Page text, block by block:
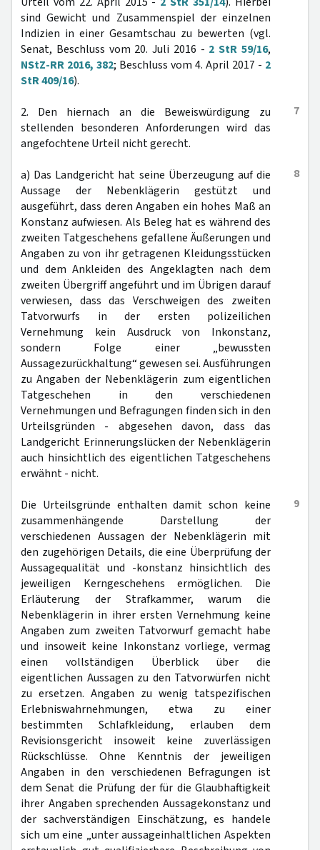
sind Gewicht und Zusammenspiel der einzelnen
Indizien in einer Gesamtschau zu bewerten (vgl.
Senat, Beschluss vom 20. Juli 2016 - 2 StR 59/16,
NStZ-RR 2016, 382; Beschluss vom 4. April 2017 - 2
StR 409/16).
7
2. Den hiernach an die Beweiswürdigung zu
stellenden besonderen Anforderungen wird das
angefochtene Urteil nicht gerecht.
8
a) Das Landgericht hat seine Überzeugung auf die
Aussage der Nebenklägerin gestützt und
ausgeführt, dass deren Angaben ein hohes Maß an
Konstanz aufwiesen. Als Beleg hat es während des
zweiten Tatgeschehens gefallene Äußerungen und
Angaben zu von ihr getragenen Kleidungsstücken
und dem Ankleiden des Angeklagten nach dem
zweiten Übergriff angeführt und im Übrigen darauf
verwiesen, dass das Verschweigen des zweiten
Tatvorwurfs in der ersten polizeilichen
Vernehmung kein Ausdruck von Inkonstanz,
sondern Folge einer „bewussten
Aussagezurückhaltung“ gewesen sei. Ausführungen
zu Angaben der Nebenklägerin zum eigentlichen
Tatgeschehen in den verschiedenen
Vernehmungen und Befragungen finden sich in den
Urteilsgründen - abgesehen davon, dass das
Landgericht Erinnerungslücken der Nebenklägerin
auch hinsichtlich des eigentlichen Tatgeschehens
erwähnt - nicht.
9
Die Urteilsgründe enthalten damit schon keine
zusammenhängende Darstellung der
verschiedenen Aussagen der Nebenklägerin mit
den zugehörigen Details, die eine Überprüfung der
Aussagequalität und -konstanz hinsichtlich des
jeweiligen Kerngeschehens ermöglichen. Die
Erläuterung der Strafkammer, warum die
Nebenklägerin in ihrer ersten Vernehmung keine
Angaben zum zweiten Tatvorwurf gemacht habe
und insoweit keine Inkonstanz vorliege, vermag
einen vollständigen Überblick über die
eigentlichen Aussagen zu den Tatvorwürfen nicht
zu ersetzen. Angaben zu wenig tatspezifischen
Erlebniswahrnehmungen, etwa zu einer
bestimmten Schlafkleidung, erlauben dem
Revisionsgericht insoweit keine zuverlässigen
Rückschlüsse. Ohne Kenntnis der jeweiligen
Angaben in den verschiedenen Befragungen ist
dem Senat die Prüfung der für die Glaubhaftigkeit
ihrer Angaben sprechenden Aussagekonstanz und
der sachverständigen Einschätzung, es handele
sich um eine „unter aussageinhaltlichen Aspekten